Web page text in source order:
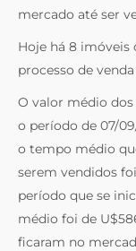
mercado até ser
Hoje há 8 imóveis
processo de
O valor médio
o período de 07/
o tempo médio
serem vendidos
período que se
médio foi de
ficaram no